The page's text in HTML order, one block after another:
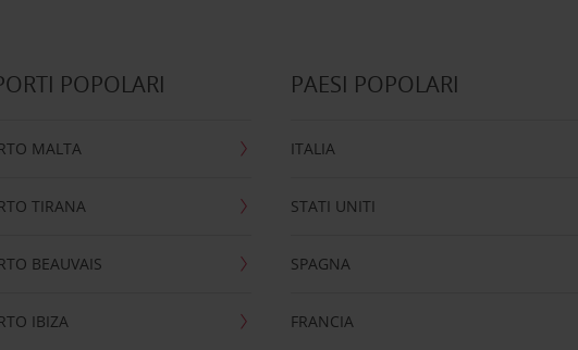
POPOLARI
MALTA
TIRANA
BEAUVAIS
IBIZA
PAESI POPOLARI
ITALIA
STATI UNITI
SPAGNA
FRANCIA